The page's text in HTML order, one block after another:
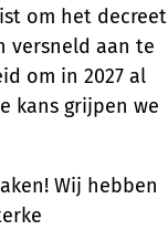
om het decreet
versneld aan te
om in 2027 al
kans grijpen we
Wij hebben